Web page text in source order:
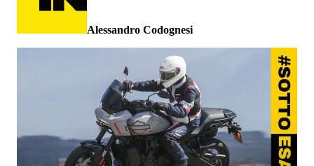
Alessandro Codognesi